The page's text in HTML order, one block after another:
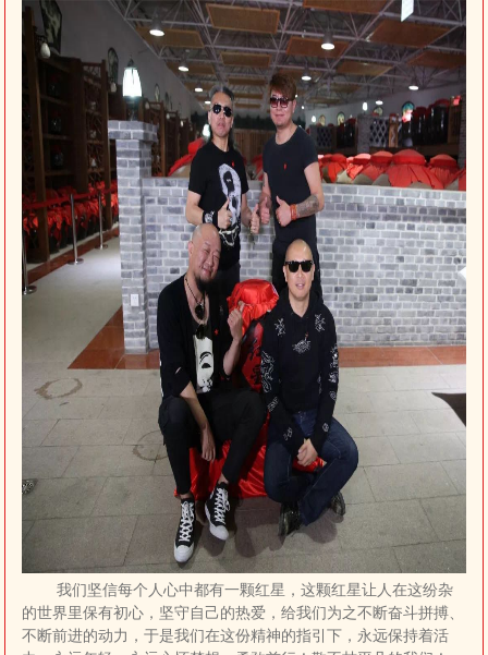
我们坚信每个人心中都有一颗红星，这颗红星让人在这纷杂
的世界里保有初心，坚守自己的热爱，给我们为之不断奋斗拼搏、
不断前进的动力，于是我们在这份精神的指引下，永远保持着活